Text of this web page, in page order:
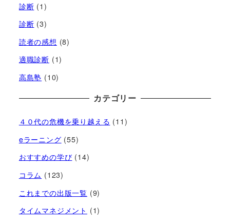
診断 (1)
診断 (3)
読者の感想 (8)
適職診断 (1)
高島塾 (10)
カテゴリー
４０代の危機を乗り越える (11)
eラーニング (55)
おすすめの学び (14)
コラム (123)
これまでの出版一覧 (9)
タイムマネジメント (1)